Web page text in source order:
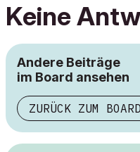
Keine
Andere Beiträge
im Board ansehen
ZURÜCK ZUM BOARD